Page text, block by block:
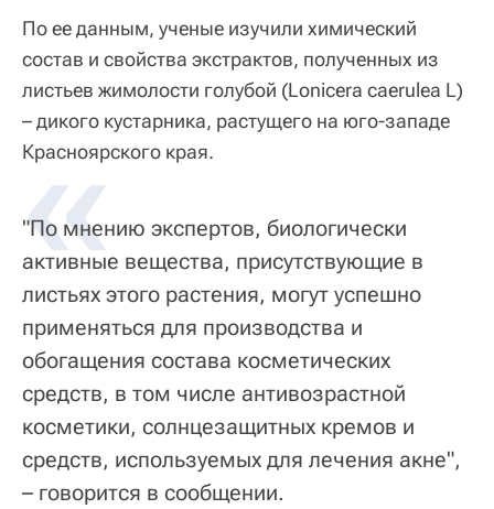
По ее данным, ученые изучили химический
состав и свойства экстрактов, полученных из
листьев жимолости голубой (Lonicera caerulea L)
– дикого кустарника, растущего на юго-западе
Красноярского края.
«
"По мнению экспертов, биологически
активные вещества, присутствующие в
листьях этого растения, могут успешно
применяться для производства и
обогащения состава косметических
средств, в том числе антивозрастной
косметики, солнцезащитных кремов и
средств, используемых для лечения акне",
– говорится в сообщении.